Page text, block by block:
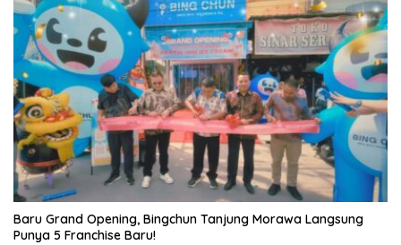
‎Baru Grand Opening, Bingchun Tanjung Morawa Langsung
Punya 5 Franchise Baru!